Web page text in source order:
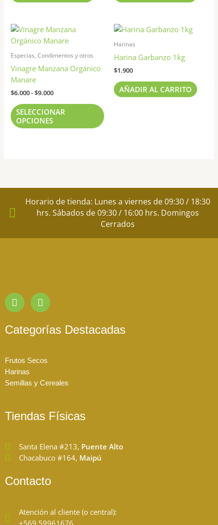
Especias, Condimentos y otros
Vinagre Manzana Orgánico
Manare
$6.000-$9.000
Rango
precios:
desde
$6.000
hasta
SELECCIONAR
OPCIONES
Este
producto
múltiples
variantes.
Las
opciones
pueden
producto
Harinas
Harina Garbanzo 1kg
$1.900
AÑADIR AL CARRITO
Horario de tienda: Lunes a viernes de 09:30 / 18:30
hrs. Sábados de 09:30 / 16:00 hrs. Domingos
Cerrados
I
n
s
t
a
r
a
m
F
a
c
e
b
k
Categorías Destacadas
Frutos Secos
Harinas
Semillas y Cereales
Tiendas Físicas
Santa Elena #213, Puente Alto
Chacabuco #164, Maipú
Contacto
Atención al cliente (o central):